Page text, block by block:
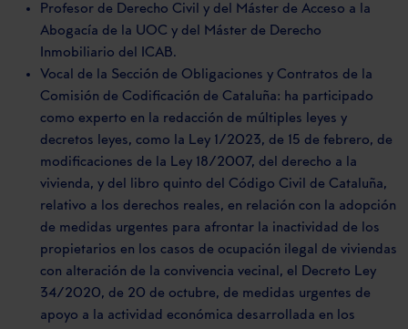
Profesor de Derecho Civil y del Máster de Acceso a la
Abogacía de la UOC y del Máster de Derecho
Inmobiliario del ICAB.
Vocal de la Sección de Obligaciones y Contratos de la
Comisión de Codificación de Cataluña: ha participado
como experto en la redacción de múltiples leyes y
decretos leyes, como la Ley 1/2023, de 15 de febrero, de
modificaciones de la Ley 18/2007, del derecho a la
vivienda, y del libro quinto del Código Civil de Cataluña,
relativo a los derechos reales, en relación con la adopción
de medidas urgentes para afrontar la inactividad de los
propietarios en los casos de ocupación ilegal de viviendas
con alteración de la convivencia vecinal, el Decreto Ley
34/2020, de 20 de octubre, de medidas urgentes de
apoyo a la actividad económica desarrollada en los